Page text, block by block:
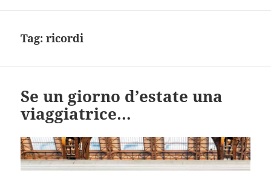
Tag:ricordi
Se un giorno d’estate una
viaggiatrice…